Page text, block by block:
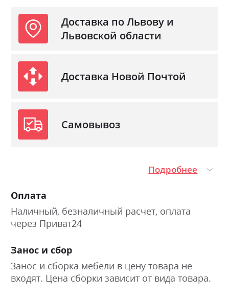
Доставка по Львову и
Львовской области
Доставка Новой Почтой
Самовывоз
Подробнее
Оплата
Наличный, безналичный расчет, оплата
через Приват24
Занос и сбор
Занос и сборка мебели в цену товара не
входят. Цена сборки зависит от вида товара.